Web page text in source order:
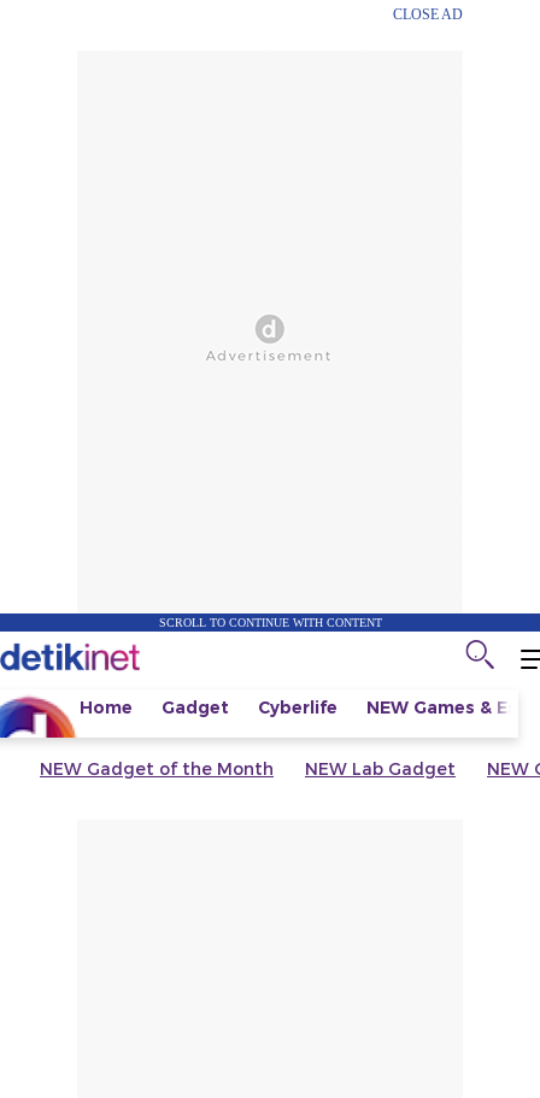
CLOSE AD
SCROLL TO CONTINUE WITH CONTENT
Home Gadget Cyberlife NEW Games &
NEW Gadget of the Month NEW Lab Gadget NEW